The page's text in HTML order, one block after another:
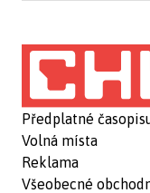
Předplatné
Volná místa
Reklama
Všeobecné